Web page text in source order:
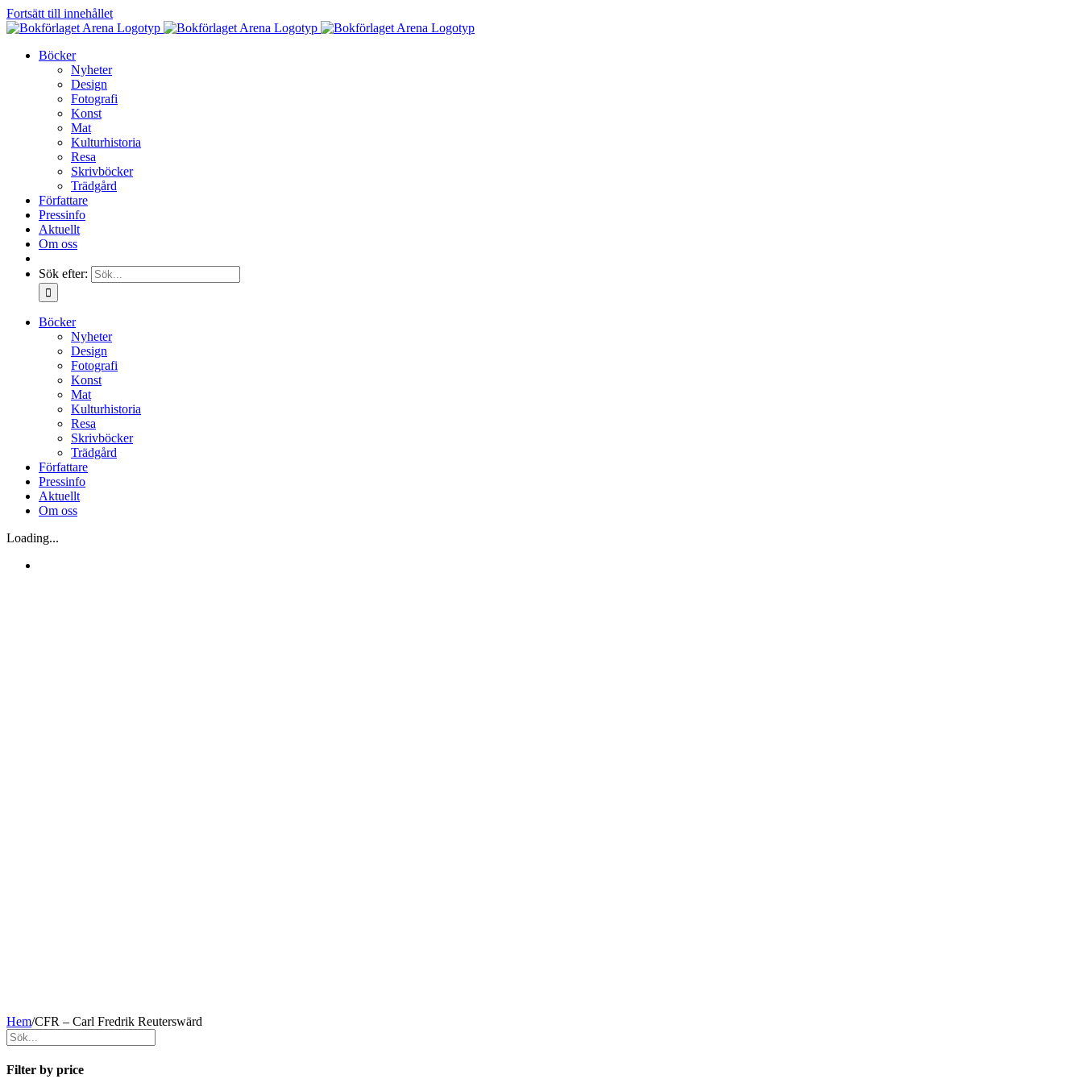
Fortsätt till innehållet
Böcker
Nyheter
Design
Fotografi
Konst
Mat
Kulturhistoria
Resa
Skrivböcker
Trädgård
Författare
Pressinfo
Aktuellt
Om oss
Sök efter:
Böcker
Nyheter
Design
Fotografi
Konst
Mat
Kulturhistoria
Resa
Skrivböcker
Trädgård
Författare
Pressinfo
Aktuellt
Om oss
Loading...
Hem/CFR – Carl Fredrik Reuterswärd
Filter by price